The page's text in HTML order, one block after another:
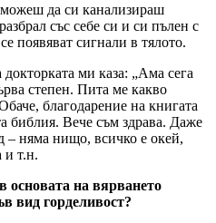
да си канализираш
със себе си и си пълен с
появяват сигнали в тялото.
ми каза: „Ама сега
степен. Пита ме какво
благодарение на книгата
библия. Вече съм здрава. Даже
– няма нищо, всичко е окей,
и т.н.
основата на вярването
вид горделивост?